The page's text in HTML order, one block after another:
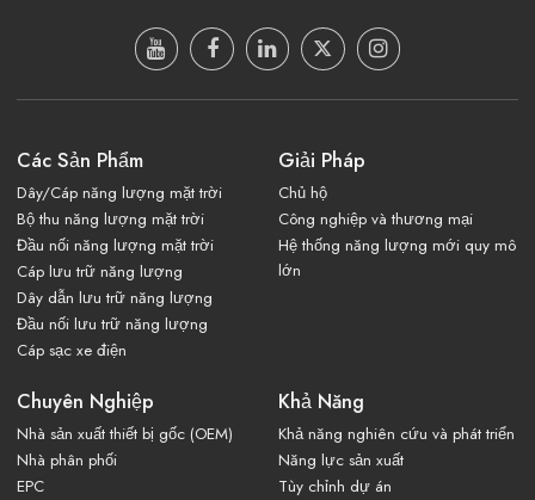
Các Sản Phẩm
Dây/Cáp năng lượng mặt trời
Bộ thu năng lượng mặt trời
Đầu nối năng lượng mặt trời
Cáp lưu trữ năng lượng
Dây dẫn lưu trữ năng lượng
Đầu nối lưu trữ năng lượng
Cáp sạc xe điện
Giải Pháp
Chủ hộ
Công nghiệp và thương mại
Hệ thống năng lượng mới quy mô
lớn
Chuyên Nghiệp
Nhà sản xuất thiết bị gốc (OEM)
Nhà phân phối
EPC
Khả Năng
Khả năng nghiên cứu và phát triển
Năng lực sản xuất
Tùy chỉnh dự án